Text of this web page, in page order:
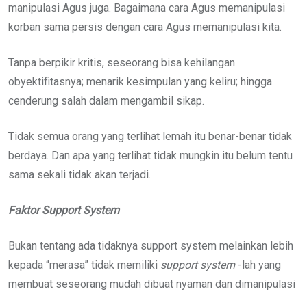
manipulasi Agus juga. Bagaimana cara Agus memanipulasi
korban sama persis dengan cara Agus memanipulasi kita.
Tanpa berpikir kritis, seseorang bisa kehilangan
obyektifitasnya; menarik kesimpulan yang keliru; hingga
cenderung salah dalam mengambil sikap.
Tidak semua orang yang terlihat lemah itu benar-benar tidak
berdaya. Dan apa yang terlihat tidak mungkin itu belum tentu
sama sekali tidak akan terjadi.
Faktor Support System
Bukan tentang ada tidaknya support system melainkan lebih
kepada “merasa” tidak memiliki support system-lah yang
membuat seseorang mudah dibuat nyaman dan dimanipulasi